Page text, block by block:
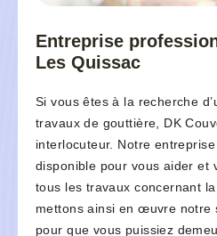
Entreprise
Les Quissac
Si vous êtes à la recherche
travaux de gouttière, DK
interlocuteur. Notre
disponible pour vous aider et
tous les travaux concernant
mettons ainsi en œuvre notre
pour que vous puissiez